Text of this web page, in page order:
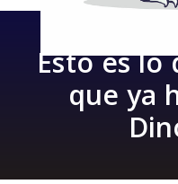
Esto es lo
que ya